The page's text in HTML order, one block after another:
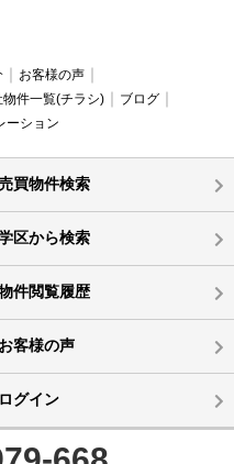
お客様の声
物件一覧(チラシ)
ブログ
ーション
買物件検索
区から検索
件閲覧履歴
お客様の声
ログイン